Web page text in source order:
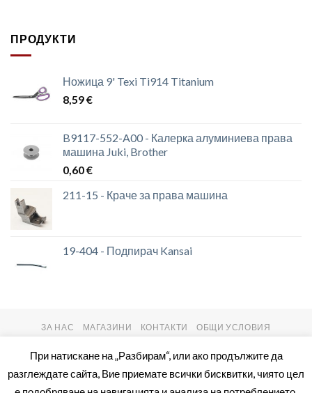
ПРОДУКТИ
Ножица 9' Texi Ti914 Titanium
8,59€
B9117-552-A00 - Калерка алуминиева права
машина Juki, Brother
0,60€
211-15 - Краче за права машина
19-404 - Подпирач Kansai
ЗА НАС МАГАЗИНИ КОНТАКТИ ОБЩИ УСЛОВИЯ
При натискане на „Разбирам“, или ако продължите да
разглеждате сайта, Вие приемате всички бисквитки, чиято цел